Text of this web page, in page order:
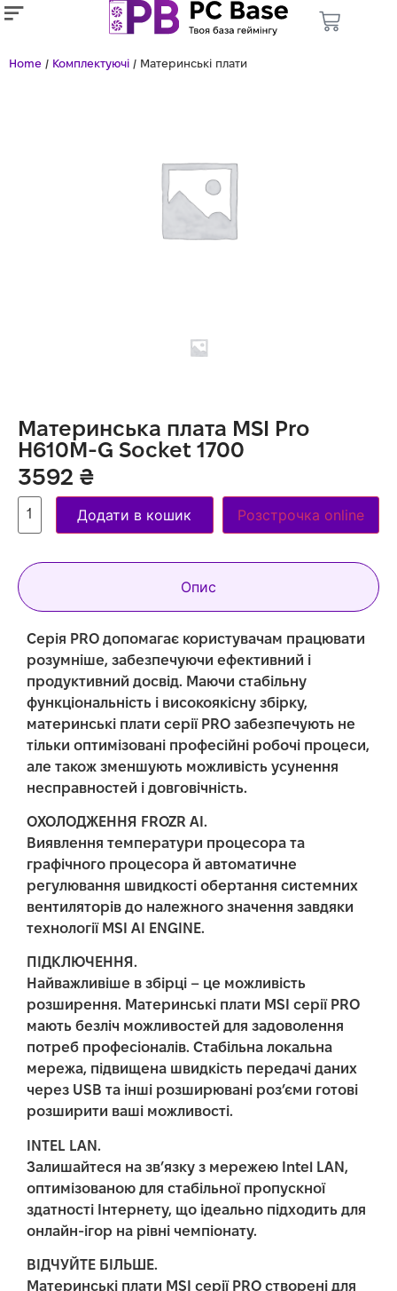
Home / Комплектуючі / Материнські плати
Материнська плата MSI Pro
H610M-G Socket 1700
3592 ₴
Додати в кошик Розстрочка online
Опис
Серія PRO допомагає користувачам працювати
розумніше, забезпечуючи ефективний і
продуктивний досвід. Маючи стабільну
функціональність і високоякісну збірку,
материнські плати серії PRO забезпечують не
тільки оптимізовані професійні робочі процеси,
але також зменшують можливість усунення
несправностей і довговічність.
ОХОЛОДЖЕННЯ FROZR AI.
Виявлення температури процесора та
графічного процесора й автоматичне
регулювання швидкості обертання системних
вентиляторів до належного значення завдяки
технології MSI AI ENGINE.
ПІДКЛЮЧЕННЯ.
Найважливіше в збірці – це можливість
розширення. Материнські плати MSI серії PRO
мають безліч можливостей для задоволення
потреб професіоналів. Стабільна локальна
мережа, підвищена швидкість передачі даних
через USB та інші розширювані роз’єми готові
розширити ваші можливості.
INTEL LAN.
Залишайтеся на зв’язку з мережею Intel LAN,
оптимізованою для стабільної пропускної
здатності Інтернету, що ідеально підходить для
онлайн-ігор на рівні чемпіонату.
ВІДЧУЙТЕ БІЛЬШЕ.
Материнські плати MSI серії PRO створені для